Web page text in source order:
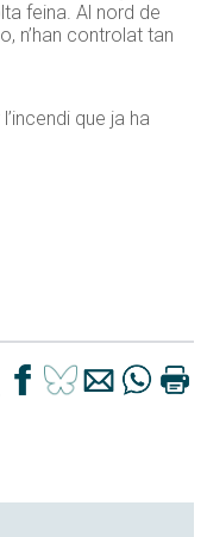
feina. Al nord de
n’han controlat tan
que ja ha